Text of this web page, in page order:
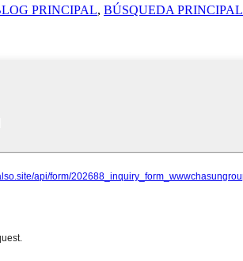
PRINCIPAL, BÚSQUEDA PRINCIPAL